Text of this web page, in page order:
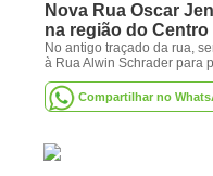
Nova Rua Oscar
na região do
No antigo traçado da rua,
à Rua Alwin Schrader para
Compartilhar no